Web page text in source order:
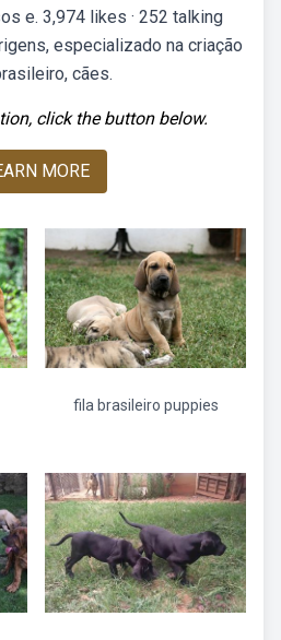
e. 3,974 likes · 252 talking
especializado na criação
cães.
click the button below.
MORE
fila brasileiro puppies